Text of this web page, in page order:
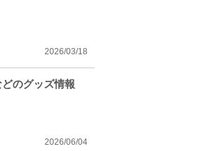
2026/03/18
のグッズ情報
2026/06/04